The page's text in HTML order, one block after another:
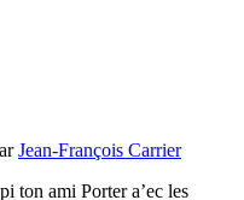
Jean-François Carrier
ton ami Porter a’ec les